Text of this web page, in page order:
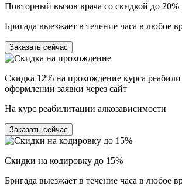
Повторный вызов врача со скидкой до 20%
Бригада выезжает в течение часа в любое
Заказать сейчас
Скидка 12% на прохождение курса
оформлении заявки через сайт
На курс реабилитации алкозависимости
Заказать сейчас
Скидки на кодировку до 15%
Бригада выезжает в течение часа в любое